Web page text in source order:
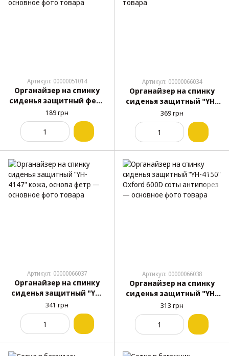
Артикул: 00000051014
Органайзер на спинку
сиденья защитный фетр
"NJ-240" серый 60х30см
189 грн
Артикул: 00000066034
Органайзер на спинку
сиденья защитный "YH-
4144" кожа
369 грн
Артикул: 00000066037
Органайзер на спинку
сиденья защитный "YH-
4147" кожа, основа фетр
341 грн
Артикул: 00000066038
Органайзер на спинку
сиденья защитный "YH-
4150" Oxford 600D соты
антипорез
313 грн